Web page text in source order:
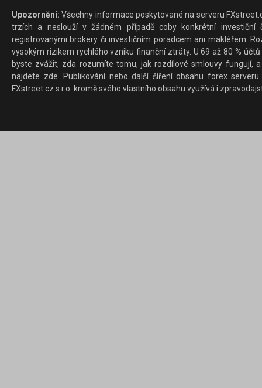
Upozornění: Všechny informace poskytované na serveru
trzích a neslouží v žádném případě coby konkrétní investiční
registrovanými brokery či investičním poradcem ani makléřem.
vysokým rizikem rychlého vzniku finanční ztráty. U 69 až 80 %
byste zvážit, zda rozumíte tomu, jak rozdílové smlouvy fungují,
najdete zde. Publikování nebo další šíření obsahu forex
FXstreet.cz s.r.o. kromě svého vlastního obsahu využívá i